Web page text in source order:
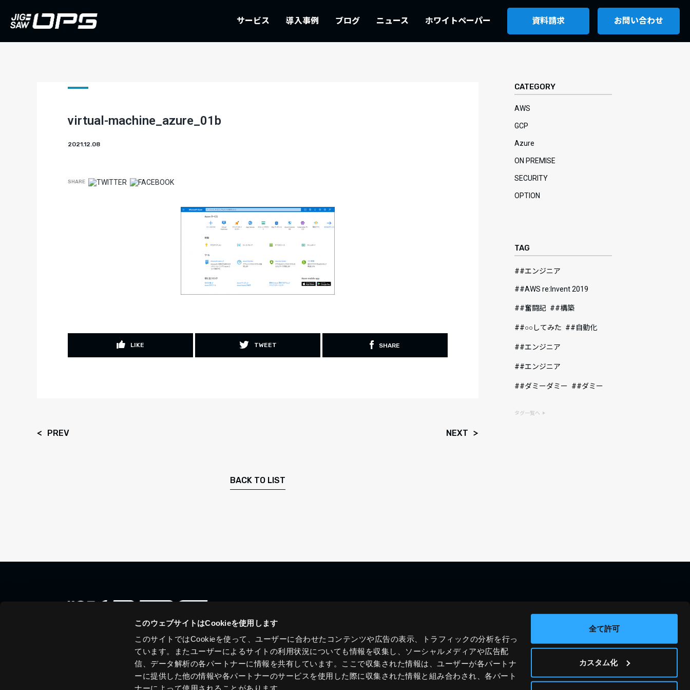
このウェブサイトはCookieを使用します
このサイトではCookieを使って、ユーザーに合わせたコンテンツや広告の表示、トラフィックの分析を行っ
ています。またユーザーによるサイトの利用状況についても情報を収集し、ソーシャルメディアや広告配
信、データ解析の各パートナーに情報を共有しています。ここで収集された情報は、ユーザーが各パートナ
ーに提供した他の情報や各パートナーのサービスを使用した際に収集された情報と組み合わされ、各パート
ナーによって使用されることがあります。
全て許可
カスタム化
サービス 導入事例 ブログ ニュース ホワイトペーパー 資料請求 お問い合わせ
virtual-machine_azure_01b
2021.12.08
SHARE
LIKE TWEET SHARE
PREV NEXT
BACK TO LIST
CATEGORY
AWS
GCP
Azure
ON PREMISE
SECURITY
OPTION
TAG
#エンジニア
#AWS re:Invent 2019
#奮闘記 #構築
#○○してみた #自動化
#エンジニア
#エンジニア
#ダミーダミー #ダミー
タグ一覧へ
ブログ
ニュース
ホワイトペーパー
問い合わせ
運営会社
プライバシーポリシー
サイトポリシー